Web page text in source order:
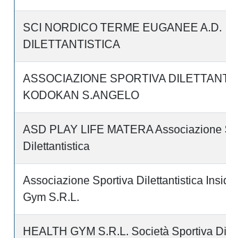
SCI NORDICO TERME EUGANEE A.D.
DILETTANTISTICA
ASSOCIAZIONE SPORTIVA
KODOKAN S.ANGELO
ASD PLAY LIFE MATERA Associazione
Dilettantistica
Associazione Sportiva Dilettantistica
Gym S.R.L.
HEALTH GYM S.R.L. Società Sportiva